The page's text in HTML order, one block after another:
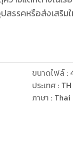
สรรคหรือส่งเสริ
วยความสะดวกให้
าถึงกระบวนการยุ
กล่าวถูกใช้ความ
ดังกล่าว” และมาตรา
นเกี่ยวกับบุคคลป
ขนาดไฟล์:
ประเทศ : TH
ภาษา : Thai